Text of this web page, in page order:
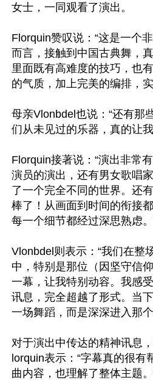
女士，一同观看了演出。
Florquin赞叹说：“这是一个
而言，接触到中国古典舞，
里面既有高难度的技巧，也
的气质，加上完美的编排，
母亲Vlonbdel也说：“还有那
们从未见过的乐器，真的让
Florquin接著说：“演出非常
演员的演出，还有男女歌唱
了一个完全不同的世界。还
棒了！从画面到时间的衔接
每一个细节都经过深思熟虑
Vlonbdel则表示：“我们在整
中，特别是那位（因坚守信
一幕，让我特别动容。我感
讯息，完全超越了形式。当
一场舞蹈，而是深深进入那
对于演出中传达的精神讯息
lorquin表示：“字幕真的很有
曲内容，也理解了整体主题